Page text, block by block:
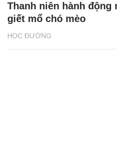
HỌC ĐƯỜNG
Thanh niên hành động
giết mổ chó mèo